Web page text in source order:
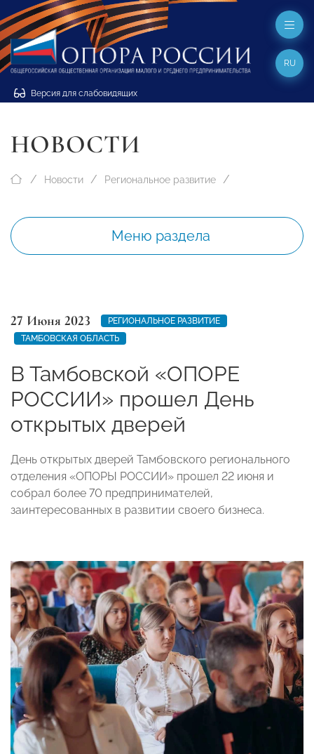
Версия для слабовидящих
RU
НОВОСТИ
Новости Региональное развитие
Меню раздела
27 Июня 2023
РЕГИОНАЛЬНОЕ РАЗВИТИЕ
ТАМБОВСКАЯ ОБЛАСТЬ
В Тамбовской «ОПОРЕ
РОССИИ» прошел День
открытых дверей
День открытых дверей Тамбовского регионального
отделения «ОПОРЫ РОССИИ» прошел 22 июня и
собрал более 70 предпринимателей,
заинтересованных в развитии своего бизнеса.